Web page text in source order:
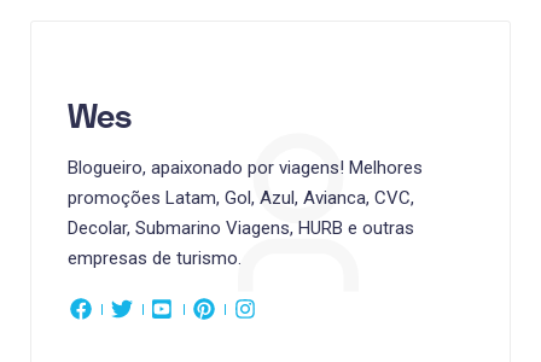
Wes
Blogueiro, apaixonado por viagens! Melhores
promoções Latam, Gol, Azul, Avianca, CVC,
Decolar, Submarino Viagens, HURB e outras
empresas de turismo.